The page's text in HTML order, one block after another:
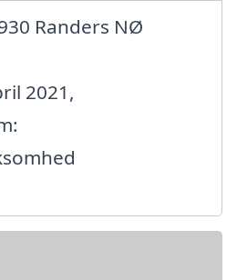
Randers NØ
2021,